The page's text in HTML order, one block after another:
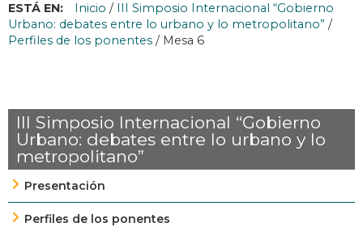
ESTÁ EN: Inicio / III Simposio Internacional “Gobierno
Urbano: debates entre lo urbano y lo metropolitano” /
Perfiles de los ponentes / Mesa 6
III Simposio Internacional “Gobierno
Urbano: debates entre lo urbano y lo
metropolitano”
Presentación
Perfiles de los ponentes